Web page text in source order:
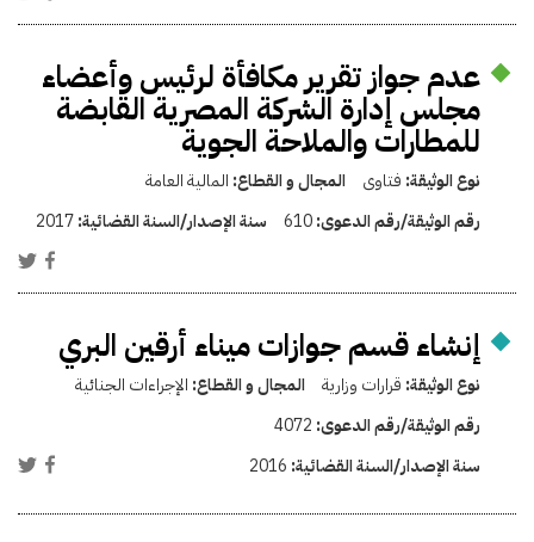
عدم جواز تقرير مكافأة لرئيس وأعضاء
مجلس إدارة الشركة المصرية القابضة
للمطارات والملاحة الجوية
نوع الوثيقة: فتاوى المجال و القطاع: المالية العامة
رقم الوثيقة/رقم الدعوى:610 سنة الإصدار/السنة القضائية:2017
إنشاء قسم جوازات ميناء أرقين البري
نوع الوثيقة: قرارات وزارية المجال و القطاع: الإجراءات الجنائية
رقم الوثيقة/رقم الدعوى: 4072
سنة الإصدار/السنة القضائية: 2016